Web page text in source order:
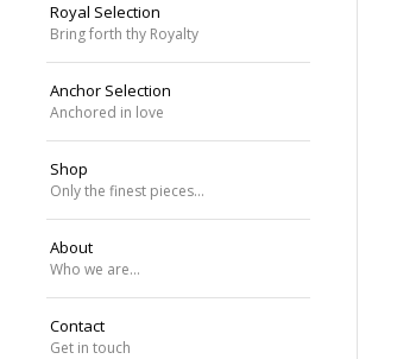
Royal Selection
Bring forth thy Royalty
Anchor Selection
Anchored in love
Shop
Only the finest pieces…
About
Who we are…
Contact
Get in touch